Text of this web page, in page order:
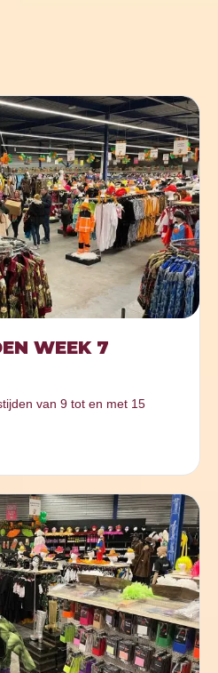
WEEK 7
van 9 tot en met 15